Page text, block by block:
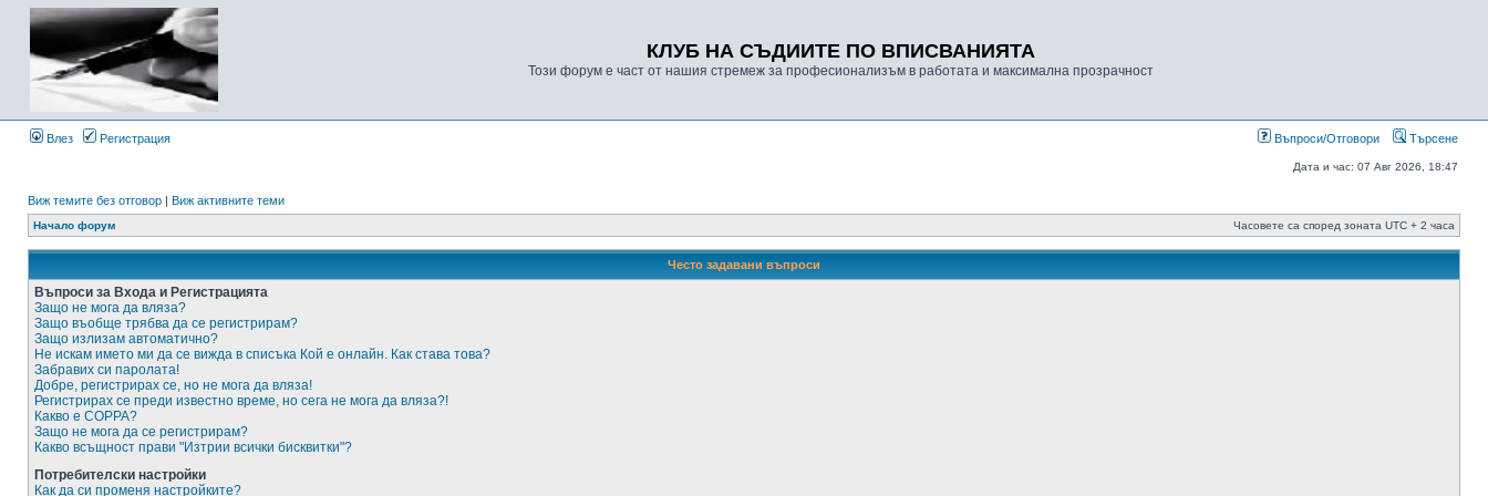
КЛУБ НА СЪДИИТЕ ПО ВПИСВАНИЯТА
Този форум е част от нашия стремеж за професионализъм в работата и максимална прозрачност
Влез Регистрация Въпроси/Отговори Търсене
Дата и час: 07 Авг 2026, 18:47
Виж темите без отговор | Виж активните теми
Начало форум Часовете са според зоната UTC + 2 часа
Често задавани въпроси
Въпроси за Входа и Регистрацията
Защо не мога да вляза?
Защо въобще трябва да се регистрирам?
Защо излизам автоматично?
Не искам името ми да се вижда в списъка Кой е онлайн. Как става това?
Забравих си паролата!
Добре, регистрирах се, но не мога да вляза!
Регистрирах се преди известно време, но сега не мога да вляза?!
Какво е COPPA?
Защо не мога да се регистрирам?
Какво всъщност прави "Изтрии всички бисквитки"?
Потребителски настройки
Как да си променя настройките?